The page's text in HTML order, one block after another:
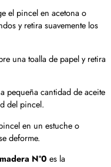
el pincel en acetona o
y retira suavemente los
una toalla de papel y retira
pequeña cantidad de aceite
del pincel.
en un estuche o
deforme.
Nº0 es la